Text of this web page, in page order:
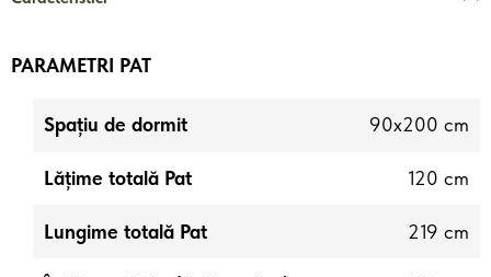
PARAMETRI PAT
Spațiu de dormit 90x200 cm
Lățime totală Pat 120 cm
Lungime totală Pat 219 cm